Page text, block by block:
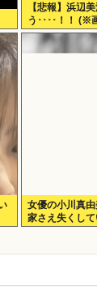
【悲報】浜辺
う････！！ (※
女優の小川真
家さえ失くし